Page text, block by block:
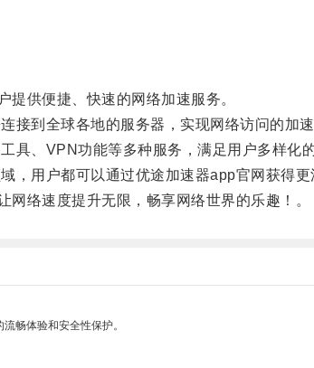
供便捷、快速的网络加速服务。
到全球各地的服务器，实现网络访问的加速
、VPN功能等多种服务，满足用户多样化的
用户都可以通过优途加速器app官网获得更
络速度提升无限，畅享网络世界的乐趣！。
畅体验和安全性保护。